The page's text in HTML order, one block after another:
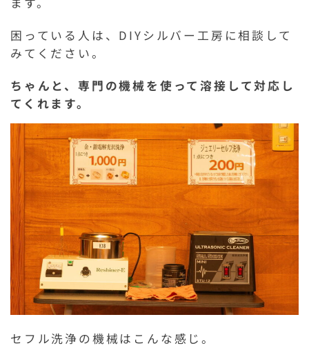
困っている人は、DIYシルバー工房に相談して
みてください。
ちゃんと、専門の機械を使って溶接して対応し
てくれます。
セフル洗浄の機械はこんな感じ。